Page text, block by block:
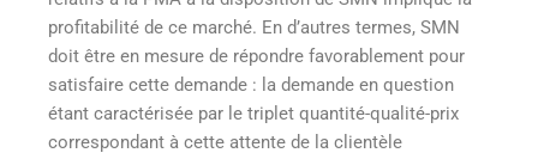
profitabilité de ce marché. En d’autres termes, SMN
doit être en mesure de répondre favorablement pour
satisfaire cette demande : la demande en question
étant caractérisée par le triplet quantité-qualité-prix
correspondant à cette attente de la clientèle